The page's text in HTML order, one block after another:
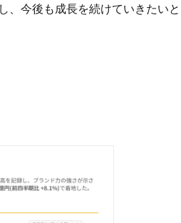
、今後も成長を続けていきたいと